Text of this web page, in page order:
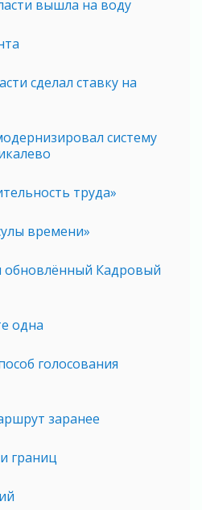
вышла на воду
сделал ставку на
систему
труда»
времени»
обновлённый Кадровый
одна
голосования
заранее
границ